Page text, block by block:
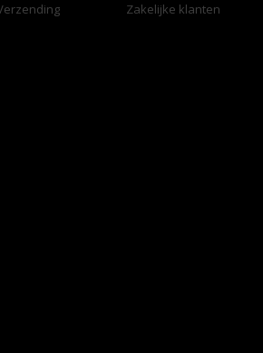
Zakelijke klanten